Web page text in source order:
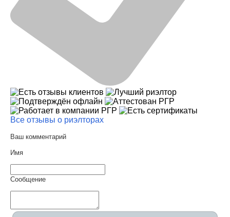
Все отзывы о риэлторах
Ваш комментарий
Имя
Сообщение